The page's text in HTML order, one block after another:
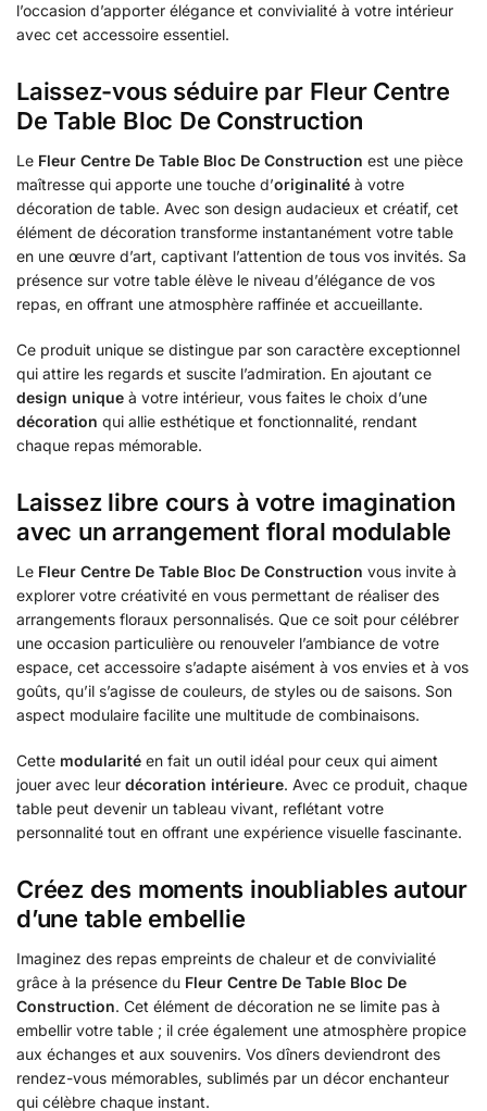
l’occasion d’apporter élégance et convivialité à votre intérieur
avec cet accessoire essentiel.
Laissez-vous séduire par Fleur Centre
De Table Bloc De Construction
Le Fleur Centre De Table Bloc De Construction est une pièce
maîtresse qui apporte une touche d’originalité à votre
décoration de table. Avec son design audacieux et créatif, cet
élément de décoration transforme instantanément votre table
en une œuvre d’art, captivant l’attention de tous vos invités. Sa
présence sur votre table élève le niveau d’élégance de vos
repas, en offrant une atmosphère raffinée et accueillante.
Ce produit unique se distingue par son caractère exceptionnel
qui attire les regards et suscite l’admiration. En ajoutant ce
design unique à votre intérieur, vous faites le choix d’une
décoration qui allie esthétique et fonctionnalité, rendant
chaque repas mémorable.
Laissez libre cours à votre imagination
avec un arrangement floral modulable
Le Fleur Centre De Table Bloc De Construction vous invite à
explorer votre créativité en vous permettant de réaliser des
arrangements floraux personnalisés. Que ce soit pour célébrer
une occasion particulière ou renouveler l’ambiance de votre
espace, cet accessoire s’adapte aisément à vos envies et à vos
goûts, qu’il s’agisse de couleurs, de styles ou de saisons. Son
aspect modulaire facilite une multitude de combinaisons.
Cette modularité en fait un outil idéal pour ceux qui aiment
jouer avec leur décoration intérieure. Avec ce produit, chaque
table peut devenir un tableau vivant, reflétant votre
personnalité tout en offrant une expérience visuelle fascinante.
Créez des moments inoubliables autour
d’une table embellie
Imaginez des repas empreints de chaleur et de convivialité
grâce à la présence du Fleur Centre De Table Bloc De
Construction. Cet élément de décoration ne se limite pas à
embellir votre table ; il crée également une atmosphère propice
aux échanges et aux souvenirs. Vos dîners deviendront des
rendez-vous mémorables, sublimés par un décor enchanteur
qui célèbre chaque instant.